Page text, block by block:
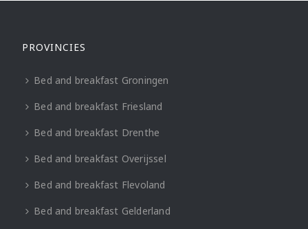
PROVINCIES
Bed and breakfast Groningen
Bed and breakfast Friesland
Bed and breakfast Drenthe
Bed and breakfast Overijssel
Bed and breakfast Flevoland
Bed and breakfast Gelderland